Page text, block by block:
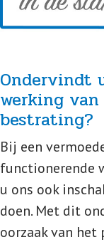
Ondervindt
werking van
bestrating?
Bij een
functionerende
u ons ook
doen. Met dit
oorzaak van het